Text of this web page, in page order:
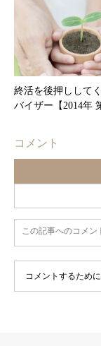
終活を後押しして
バイザー【2014年
コメント
この記事へのコメン
コメントするために